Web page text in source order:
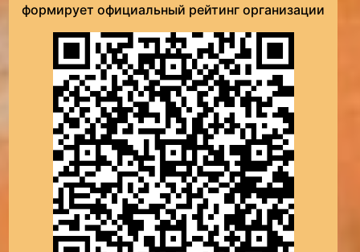
формирует официальный рейтинг организации